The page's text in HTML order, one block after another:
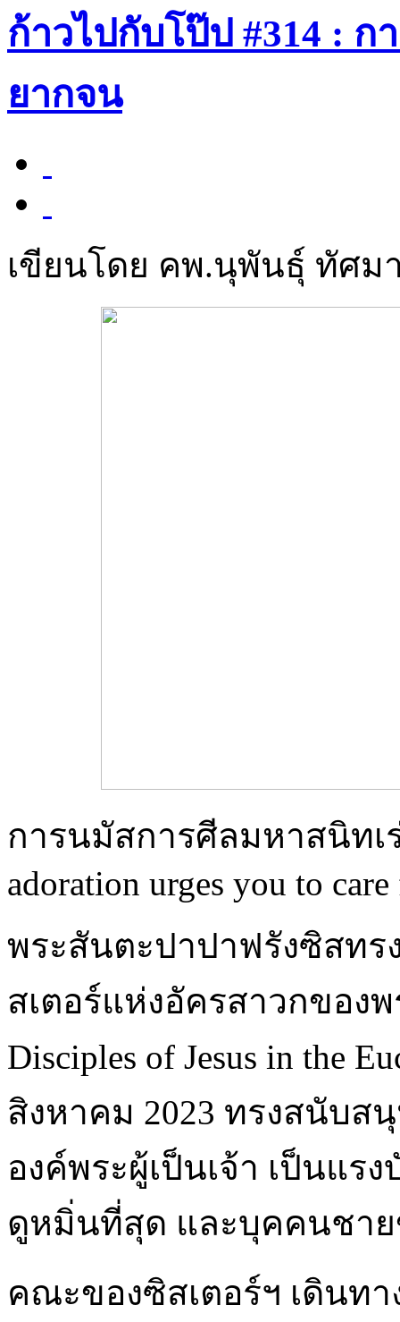
ก้าวไปกับโป๊ป #314 : ก
ยากจน
เขียนโดย คพ.นุพันธุ์ ทัศม
การนมัสการศีลมหาสนิทเ
adoration urges you to
พระสันตะปาปาฟรังซิสท
สเตอร์แห่งอัครสาวกของพ
Disciples of Jesus in the
สิงหาคม 2023 ทรงสนับส
องค์พระผู้เป็นเจ้า เป็นแ
ดูหมิ่นที่สุด และบุคคนชาย
คณะของซิสเตอร์ฯ เดินท